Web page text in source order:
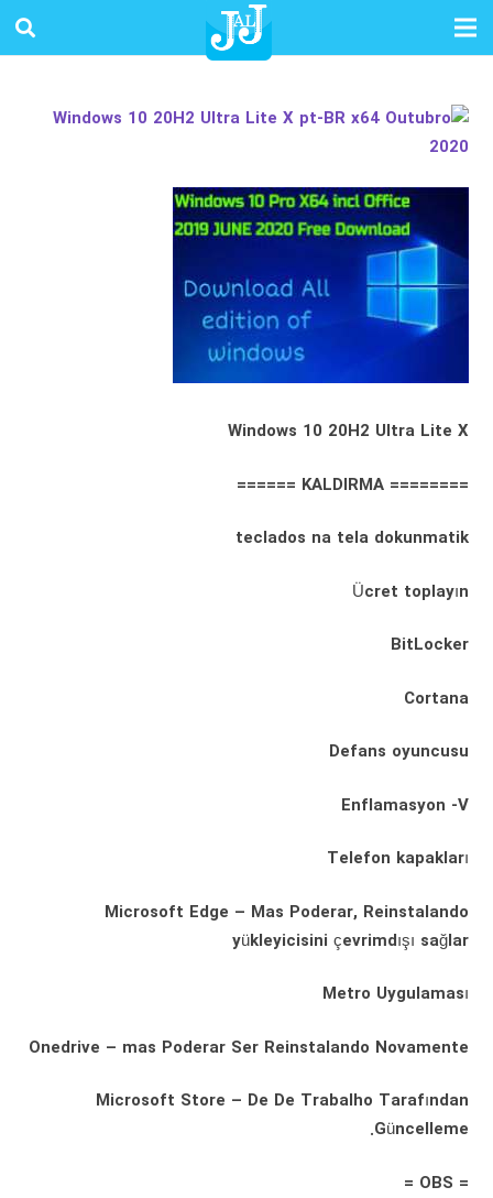
Windows 10 20H2 Ultra Lite X
======== KALDIRMA ======
teclados na tela dokunmatik
Ücret toplayın
BitLocker
Cortana
Defans oyuncusu
Enflamasyon -V
Telefon kapakları
Microsoft Edge – Mas Poderar, Reinstalando
yükleyicisini çevrimdışı sağlar
Metro Uygulaması
Onedrive – mas Poderar Ser Reinstalando Novamente
Microsoft Store – De De Trabalho Tarafından
Güncelleme.
= OBS =